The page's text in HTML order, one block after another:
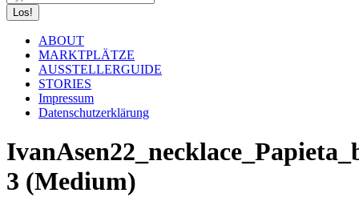
ABOUT
MARKTPLÄTZE
AUSSTELLERGUIDE
STORIES
Impressum
Datenschutzerklärung
3 (Medium)